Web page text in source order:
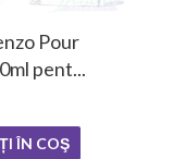
Pour
pent...
ÎN COŞ